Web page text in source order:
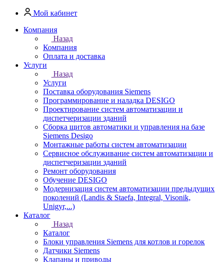
Мой кабинет
Компания
Назад
Компания
Оплата и доставка
Услуги
Назад
Услуги
Поставка оборудования Siemens
Программирование и наладка DESIGO
Проектирование систем автоматизации и
диспетчеризации зданий
Сборка щитов автоматики и управления на базе
Siemens Desigo
Монтажные работы систем автоматизации
Сервисное обслуживание систем автоматизации и
диспетчеризации зданий
Ремонт оборудования
Обучение DESIGO
Модернизация систем автоматизации предыдущих
поколений (Landis & Staefa, Integral, Visonik,
Unigyr,...)
Каталог
Назад
Каталог
Блоки управления Siemens для котлов и горелок
Датчики Siemens
Клапаны и приводы